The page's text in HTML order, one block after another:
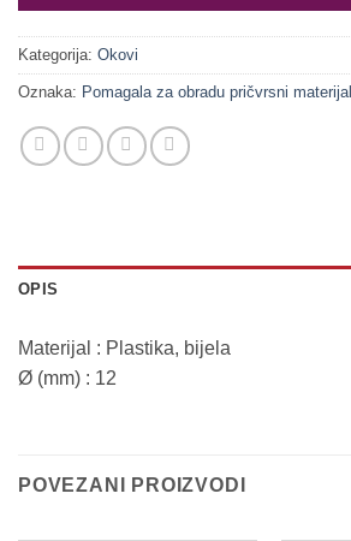
Kategorija: Okovi
Oznaka: Pomagala za obradu pričvrsni materijal
OPIS
Materijal : Plastika, bijela
Ø (mm) : 12
POVEZANI PROIZVODI